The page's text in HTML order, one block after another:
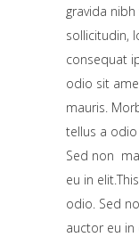
gravida
sollicitudin,
consequat
odio sit
mauris.
tellus a
Sed non
eu in
odio. Sed
auctor eu in